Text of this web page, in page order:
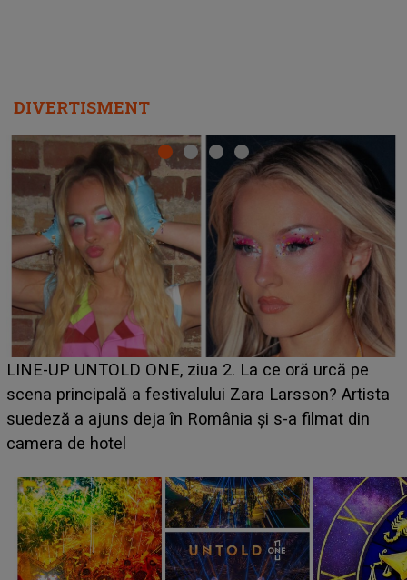
DIVERTISMENT
Ce a dezvăluit noua concurentă din "Casa Iubirii" l-a
luat prin surprindere pe Emanuel. CINE ESTE
BĂIATUL VIZAT de Alexandra?! Aflându-se în fața
faptului împlinit, A RECUNOSCUT IMEDIAT: "Am